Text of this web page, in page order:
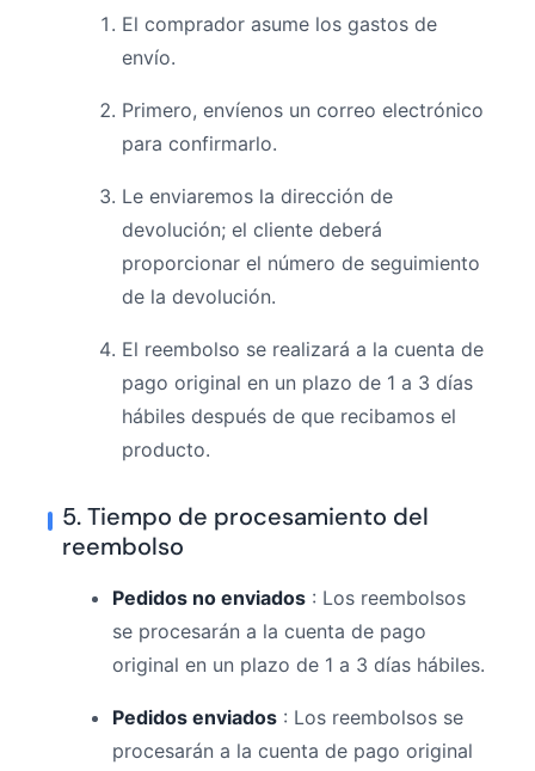
El comprador asume los gastos de
envío.
Primero, envíenos un correo electrónico
para confirmarlo.
Le enviaremos la dirección de
devolución; el cliente deberá
proporcionar el número de seguimiento
de la devolución.
El reembolso se realizará a la cuenta de
pago original en un plazo de 1 a 3 días
hábiles después de que recibamos el
producto.
5. Tiempo de procesamiento del
reembolso
Pedidos no enviados : Los reembolsos
se procesarán a la cuenta de pago
original en un plazo de 1 a 3 días hábiles.
Pedidos enviados : Los reembolsos se
procesarán a la cuenta de pago original